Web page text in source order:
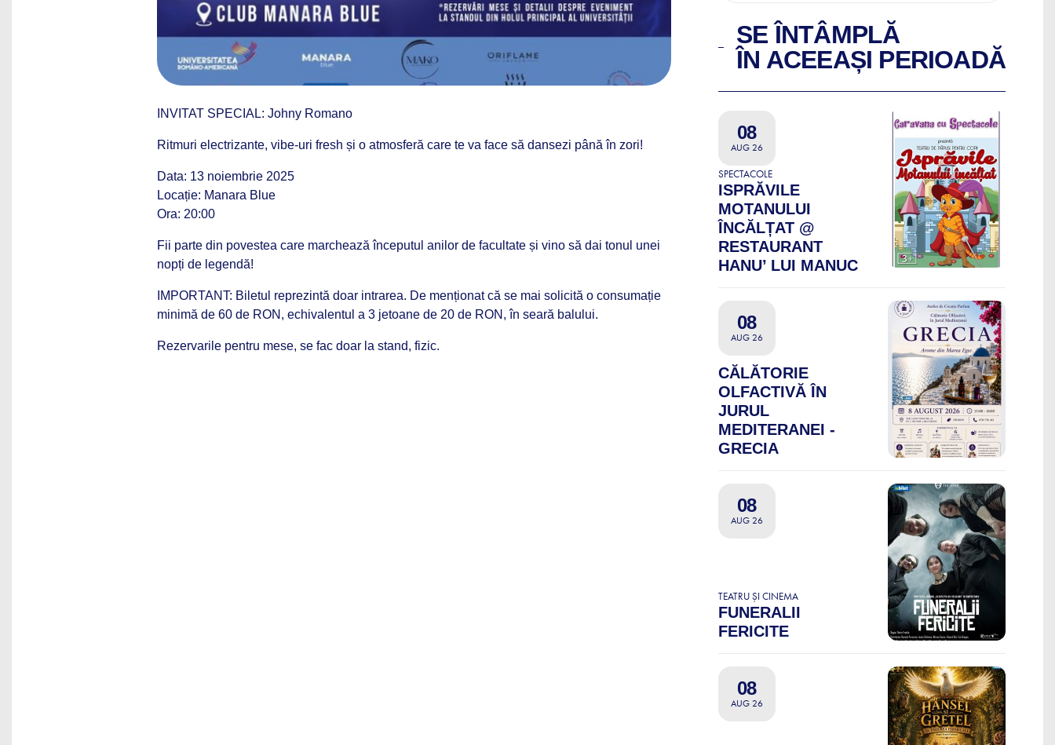
INVITAT SPECIAL: Johny Romano
Ritmuri electrizante, vibe-uri fresh și o atmosferă care te va face să dansezi până în zori!
Data: 13 noiembrie 2025
Locație: Manara Blue
Ora: 20:00
Fii parte din povestea care marchează începutul anilor de facultate și vino să dai tonul unei
nopți de legendă!
IMPORTANT: Biletul reprezintă doar intrarea. De menționat că se mai solicită o consumație
minimă de 60 de RON, echivalentul a 3 jetoane de 20 de RON, în seară balului.
Rezervarile pentru mese, se fac doar la stand, fizic.
SE ÎNTÂMPLĂ
ÎN ACEEAȘI PERIOADĂ
08
AUG 26
SPECTACOLE
ISPRĂVILE
MOTANULUI
ÎNCĂLȚAT @
RESTAURANT
HANU’ LUI MANUC
08
AUG 26
CĂLĂTORIE
OLFACTIVĂ ÎN
JURUL
MEDITERANEI -
GRECIA
08
AUG 26
TEATRU ȘI CINEMA
FUNERALII
FERICITE
08
AUG 26